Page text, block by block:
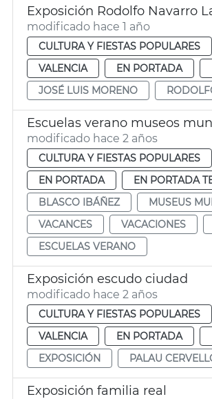
Exposición Rodolfo Navarro
modificado hace 1 año
CULTURA Y FIESTAS POPULARES
VALENCIA
EN PORTADA
JOSÉ LUIS MORENO
Escuelas verano museos
modificado hace 2 años
CULTURA Y FIESTAS POPULARES
EN PORTADA
EN PORTADA
BLASCO IBÁÑEZ
MUSEUS
VACANCES
VACACIONES
ESCUELAS VERANO
Exposición escudo ciudad
modificado hace 2 años
CULTURA Y FIESTAS POPULARES
VALENCIA
EN PORTADA
EXPOSICIÓN
PALAU
Exposición familia real